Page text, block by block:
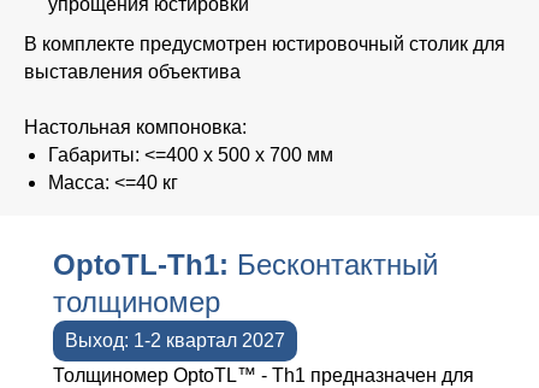
упрощения юстировки
В комплекте предусмотрен юстировочный столик для
выставления объектива
Настольная компоновка:
Габариты: <=400 х 500 х 700 мм
Масса: <=40 кг
OptoTL-Th1: Бесконтактный
толщиномер
Выход: 1-2 квартал 2027
Толщиномер OptoTL™ - Th1 предназначен для